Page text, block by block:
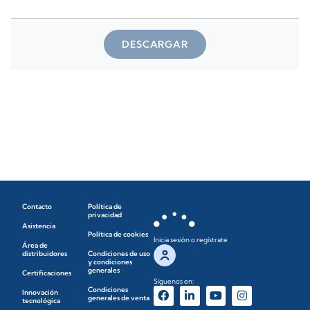
DESCARGAR
Contacto
Asistencia
Área de
distribuidores
Certificaciones
Innovación
tecnológica
Política de
privacidad
Política de cookies
Condiciones de uso
y condiciones
generales
Condiciones
generales de venta
Inicia sesión o regístrate
Síguenos en: